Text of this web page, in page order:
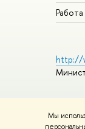
Мы
http://
© НИУ